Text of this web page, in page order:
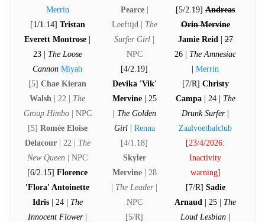
Merrin
[1/1.14] Tristan
Everett Montrose
23 | The Loose
Cannon Miyah
[5] Chae Kieran
Walsh | 22 | The
Group Himbo| NPC
[5] Romée Eloise
Delacour| 22 | The
New Queen | NPC
[6/2.15] Florence
'Flora' Antoinette
Idris| 24 | The
Innocent Flower|
Pearce|
Leeftijd | The
Surfer Girl
NPC
[4/2.19]
Devika 'Vik'
Mervine| 25
The Golden
Girl| Renna
[4/1.18]
Skyler
Mervine| 28
The Leader|
NPC
[5/R]
[5/2.19] Andreas
Orin Mervine
Jamie Reid
|27
26 | The Amnesiac
Merrin
[7/R] Christy
Campa| 24 | The
Drunk Surfer|
Zaalvoetbalclub
[23/4/2026:
Inactivity
warning]
[7/R] Sadie
Arnaud
| 25 | The
Loud Lesbian